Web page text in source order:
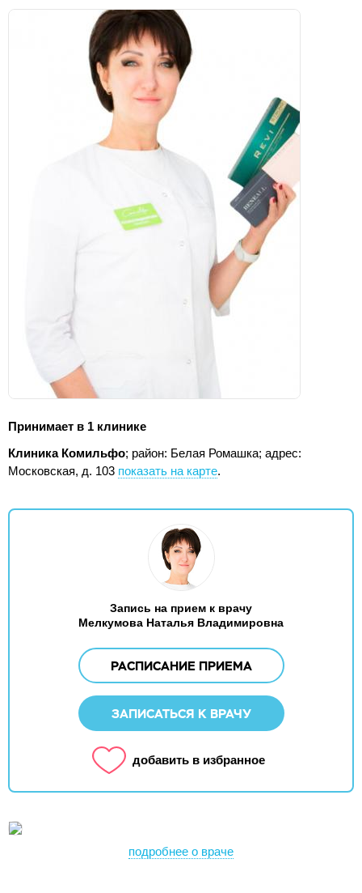
Принимает в 1 клинике
Клиника Комильфо; район: Белая Ромашка; адрес:
Московская, д. 103 показать на карте.
Запись на прием к врачу
Мелкумова Наталья Владимировна
РАСПИСАНИЕ ПРИЕМА
ЗАПИСАТЬСЯ К ВРАЧУ
добавить в избранное
подробнее о враче